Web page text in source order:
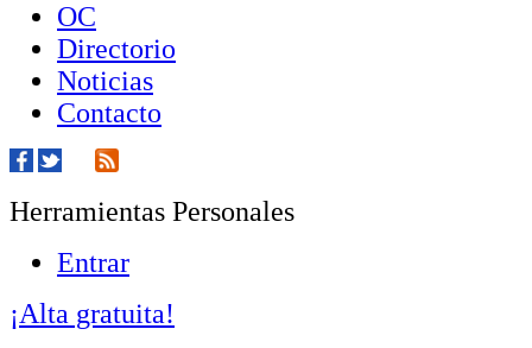
OC
Directorio
Noticias
Contacto
Herramientas Personales
Entrar
¡Alta gratuita!